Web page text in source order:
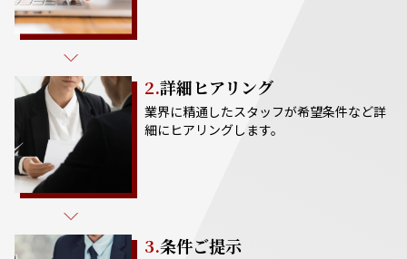
2.詳細ヒアリング
業界に精通したスタッフが希望条件など詳
細にヒアリングします。
3.条件ご提示